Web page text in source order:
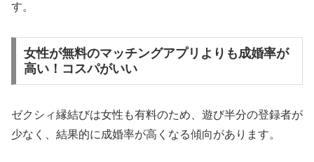
す。
女性が無料のマッチングアプリよりも成婚率が
高い！コスパがいい
ゼクシィ縁結びは女性も有料のため、遊び半分の登録者が
少なく、結果的に成婚率が高くなる傾向があります。